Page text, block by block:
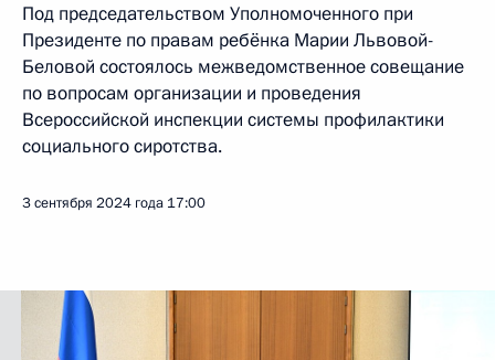
Под председательством Уполномоченного при
Президенте по правам ребёнка Марии Львовой-
Беловой состоялось межведомственное совещание
по вопросам организации и проведения
Всероссийской инспекции системы профилактики
социального сиротства.
3 сентября 2024 года 17:00